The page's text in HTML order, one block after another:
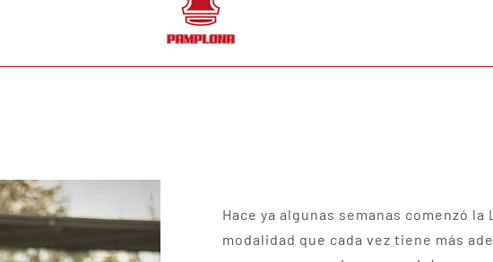
Hace ya algunas semanas comenzó
modalidad que cada vez tiene más